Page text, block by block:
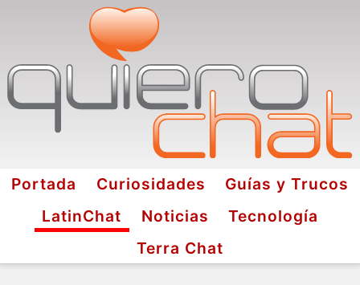
Portada Curiosidades
Guías y Trucos
LatinChat
Noticias
Tecnología
Terra Chat